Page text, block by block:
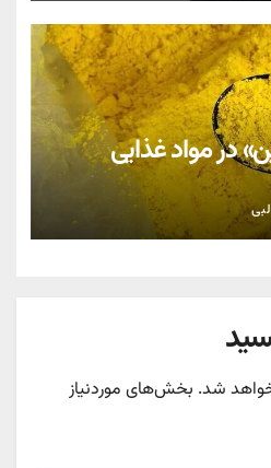
در مواد غذایی
شد. بخش‌های موردنیاز